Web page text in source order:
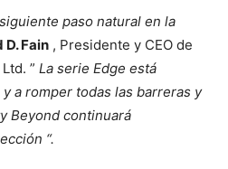
paso natural en la
D. Fain , Presidente y CEO de
” La serie Edge está
a romper todas las barreras y
Beyond continuará
“.